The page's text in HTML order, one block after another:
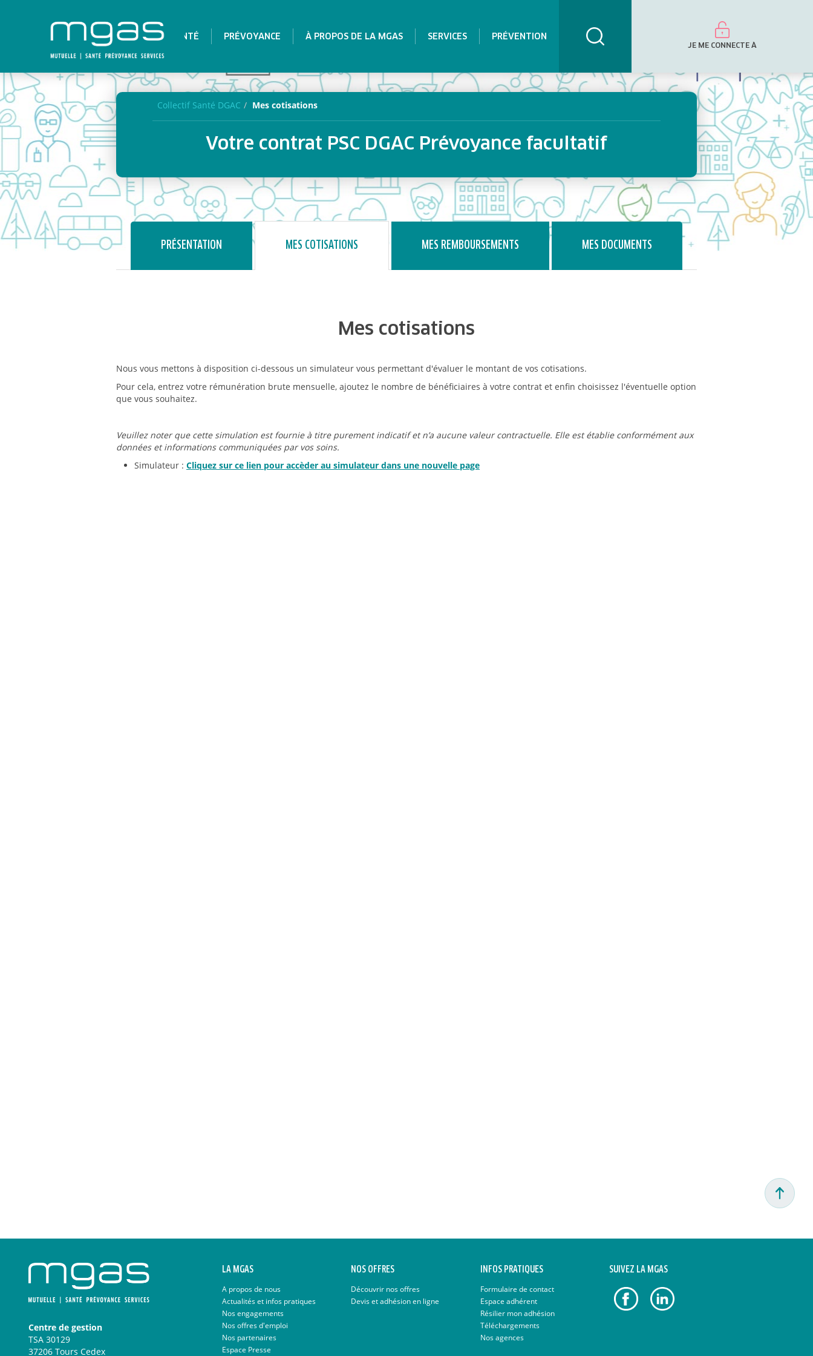
SANTÉ PRÉVOYANCE À PROPOS DE LA MGAS SERVICES PRÉVENTION
JE ME CONNECTE À
Collectif Santé DGAC Mes cotisations
Votre contrat PSC DGAC Prévoyance facultatif
PRÉSENTATION MES COTISATIONS MES REMBOURSEMENTS MES DOCUMENTS
Mes cotisations
Nous vous mettons à disposition ci-dessous un simulateur vous permettant d'évaluer le montant de vos cotisations.
Pour cela, entrez votre rémunération brute mensuelle, ajoutez le nombre de bénéficiaires à votre contrat et enfin choisissez l'éventuelle option
que vous souhaitez.
Veuillez noter que cette simulation est fournie à titre purement indicatif et n’a aucune valeur contractuelle. Elle est établie conformément aux
données et informations communiquées par vos soins.
Simulateur : Cliquez sur ce lien pour accèder au simulateur dans une nouvelle page
Centre de gestion
TSA 30129
37206 Tours Cedex
LA MGAS
A propos de nous
Actualités et infos pratiques
Nos engagements
Nos offres d'emploi
Nos partenaires
Espace Presse
NOS OFFRES
Découvrir nos offres
Devis et adhésion en ligne
INFOS PRATIQUES
Formulaire de contact
Espace adhérent
Résilier mon adhésion
Téléchargements
Nos agences
SUIVEZ LA MGAS